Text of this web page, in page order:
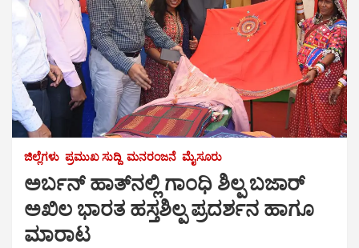
ಜಿಲ್ಲೆಗಳು ಪ್ರಮುಖ ಸುದ್ದಿ ಮನರಂಜನೆ ಮೈಸೂರು
ಅರ್ಬನ್‌ ಹಾತ್‌ನಲ್ಲಿ ಗಾಂಧಿ ಶಿಲ್ಪ ಬಜಾರ್
ಅಖಿಲ ಭಾರತ ಹಸ್ತಶಿಲ್ಪ ಪ್ರದರ್ಶನ ಹಾಗೂ
ಮಾರಾಟ